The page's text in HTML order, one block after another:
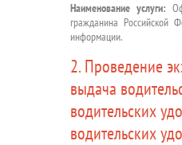
Наименование услуги:
гражданина Российской
информации.
2. Проведение
выдача
водительских
водительских